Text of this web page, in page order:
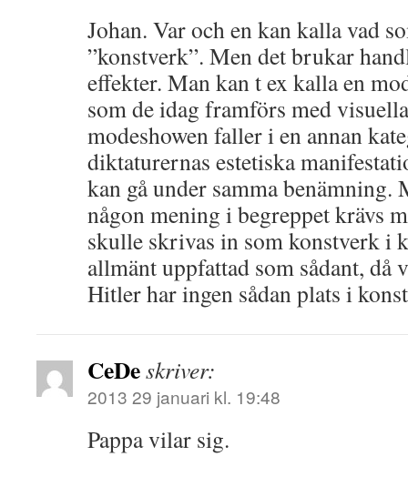
Johan. Var och en kan kalla vad
”konstverk”. Men det brukar
effekter. Man kan t ex kalla en
som de idag framförs med
modeshowen faller i en annan
diktaturernas estetiska
kan gå under samma benämning.
någon mening i begreppet krävs
skulle skrivas in som konstverk i
allmänt uppfattad som sådant,
Hitler har ingen sådan plats i
CeDeskriver:
2013 29 januari kl. 19:48
Pappa vilar sig.